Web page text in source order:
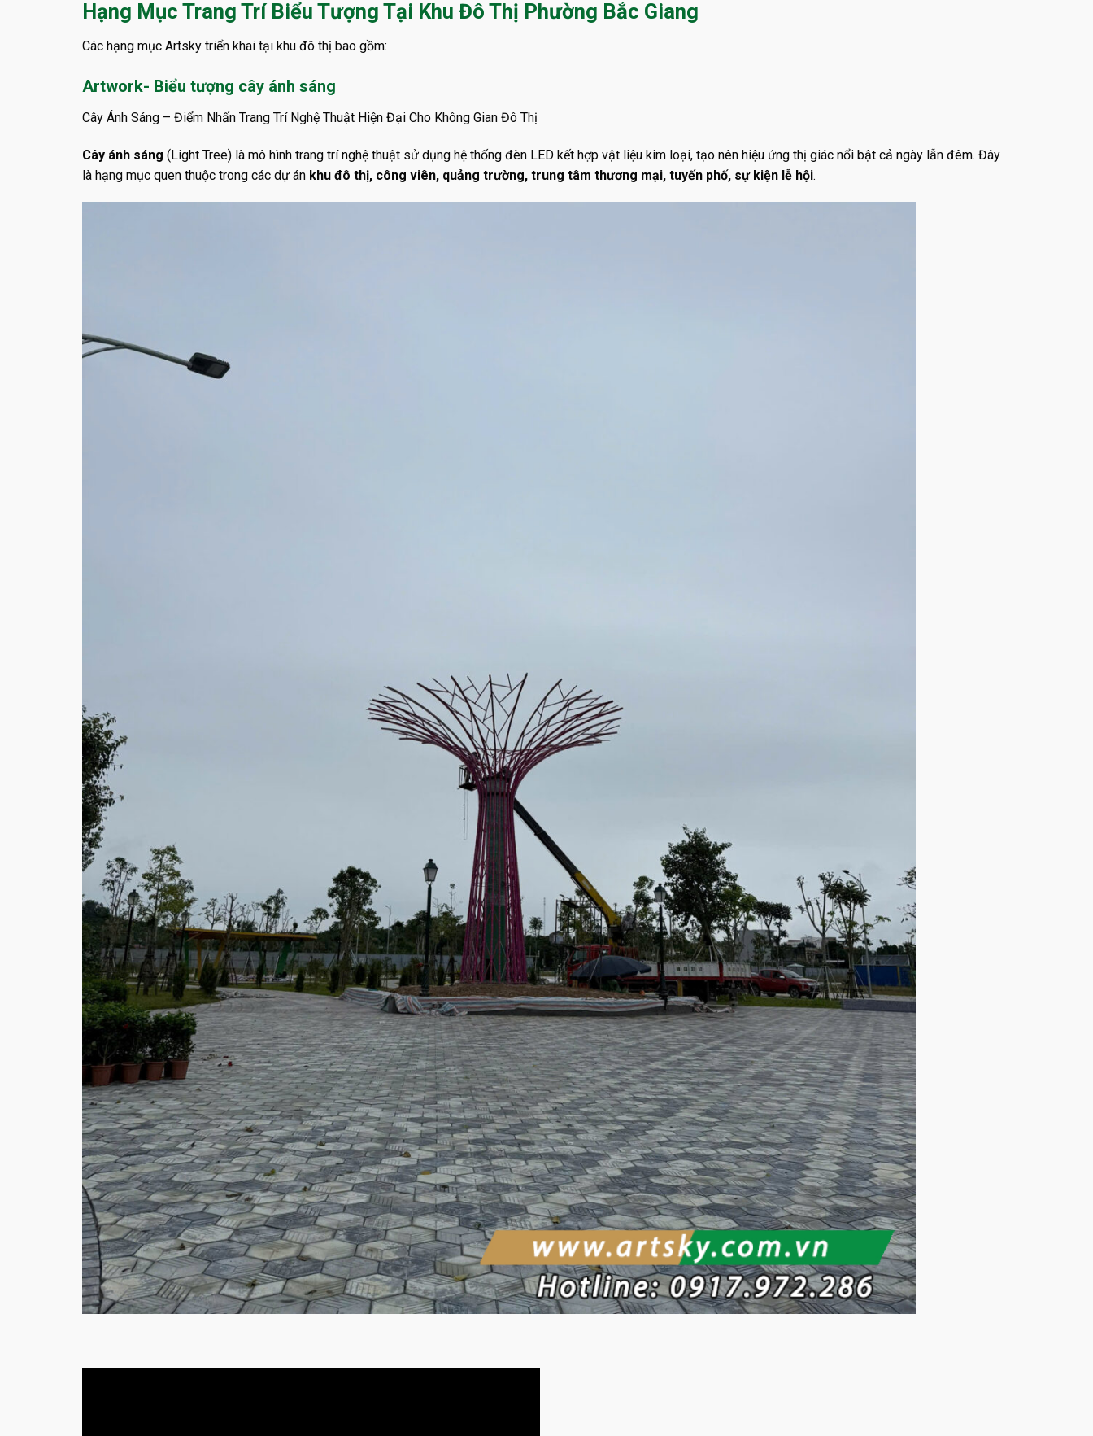
Hạng Mục Trang Trí Biểu Tượng Tại Khu Đô Thị Phường Bắc Giang
Các hạng mục Artsky triển khai tại khu đô thị bao gồm:
Artwork- Biểu tượng cây ánh sáng
Cây Ánh Sáng – Điểm Nhấn Trang Trí Nghệ Thuật Hiện Đại Cho Không Gian Đô Thị
Cây ánh sáng (Light Tree) là mô hình trang trí nghệ thuật sử dụng hệ thống đèn LED kết hợp vật liệu kim loại, tạo nên hiệu ứng thị giác nổi bật cả ngày lẫn đêm. Đây
là hạng mục quen thuộc trong các dự án khu đô thị, công viên, quảng trường, trung tâm thương mại, tuyến phố, sự kiện lễ hội.